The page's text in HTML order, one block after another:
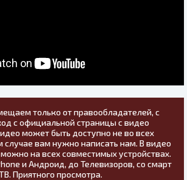
только от правообладателей, с
с официальной страницы с видео
может быть доступно не во всех
случае вам нужно написать нам. В видео
на всех совместимых устройствах.
и Андроид, до Телевизоров, со смарт
Приятного просмотра.